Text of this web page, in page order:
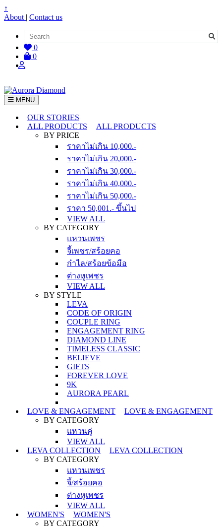
↑
About | Contact us
0
0
MENU
OUR STORIES
ALL PRODUCTS
ALL PRODUCTS
BY PRICE
ราคาไม่เกิน 10,000.-
ราคาไม่เกิน 20,000.-
ราคาไม่เกิน 30,000.-
ราคาไม่เกิน 40,000.-
ราคาไม่เกิน 50,000.-
ราคา 50,001.- ขึ้นไป
VIEW ALL
BY CATEGORY
แหวนเพชร
จี้เพชร/สร้อยคอ
กำไล/สร้อยข้อมือ
ต่างหูเพชร
VIEW ALL
BY STYLE
LEVA
CODE OF ORIGIN
COUPLE RING
ENGAGEMENT RING
DIAMOND LINE
TIMELESS CLASSIC
BELIEVE
GIFTS
FOREVER LOVE
9K
AURORA PEARL
LOVE & ENGAGEMENT
LOVE & ENGAGEMENT
BY CATEGORY
แหวนคู่
VIEW ALL
LEVA COLLECTION
LEVA COLLECTION
BY CATEGORY
แหวนเพชร
จี้/สร้อยคอ
ต่างหูเพชร
VIEW ALL
WOMEN'S
WOMEN'S
BY CATEGORY